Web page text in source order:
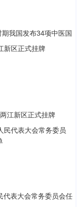
期我国发布34项中医国
家标准
江新区正式挂牌
代表大会常务委员会任